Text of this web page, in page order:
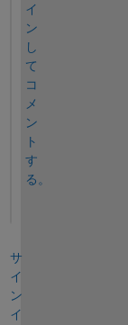
イ
ン
し
て
コ
メ
ン
ト
す
る。
サ
イ
ン
イ